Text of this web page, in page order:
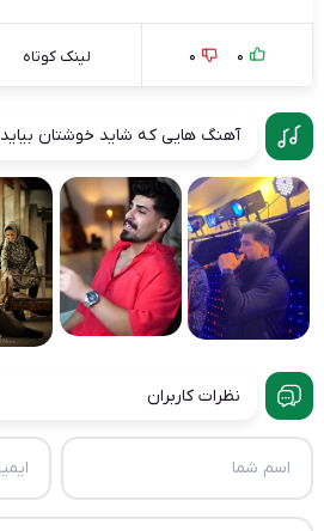
0
0 لینک کوتاه
آهنگ هایی که شاید خوشتان بیاید
نظرات کاربران